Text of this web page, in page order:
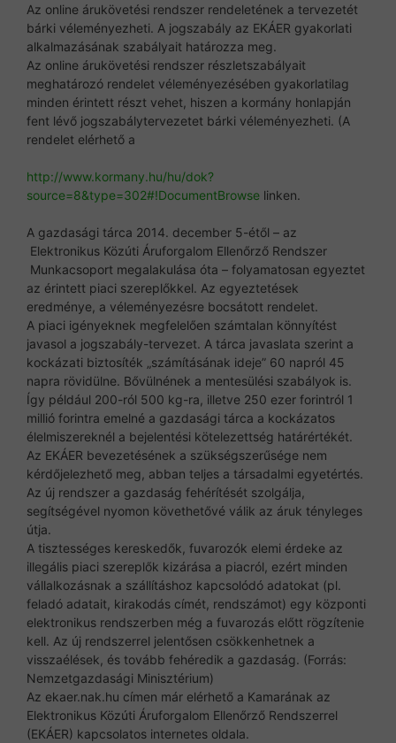
Az online árukövetési rendszer rendeletének a tervezetét
bárki véleményezheti. A jogszabály az EKÁER gyakorlati
alkalmazásának szabályait határozza meg.
Az online árukövetési rendszer részletszabályait
meghatározó rendelet véleményezésében gyakorlatilag
minden érintett részt vehet, hiszen a kormány honlapján
fent lévő jogszabálytervezetet bárki véleményezheti. (A
rendelet elérhető a
http://www.kormany.hu/hu/dok?
source=8&type=302#!DocumentBrowse linken.
A gazdasági tárca 2014. december 5-étől – az
Elektronikus Közúti Áruforgalom Ellenőrző Rendszer
Munkacsoport megalakulása óta – folyamatosan egyeztet
az érintett piaci szereplőkkel. Az egyeztetések
eredménye, a véleményezésre bocsátott rendelet.
A piaci igényeknek megfelelően számtalan könnyítést
javasol a jogszabály-tervezet. A tárca javaslata szerint a
kockázati biztosíték „számításának ideje” 60 napról 45
napra rövidülne. Bővülnének a mentesülési szabályok is.
Így például 200-ról 500 kg-ra, illetve 250 ezer forintról 1
millió forintra emelné a gazdasági tárca a kockázatos
élelmiszereknél a bejelentési kötelezettség határértékét.
Az EKÁER bevezetésének a szükségszerűsége nem
kérdőjelezhető meg, abban teljes a társadalmi egyetértés.
Az új rendszer a gazdaság fehérítését szolgálja,
segítségével nyomon követhetővé válik az áruk tényleges
útja.
A tisztességes kereskedők, fuvarozók elemi érdeke az
illegális piaci szereplők kizárása a piacról, ezért minden
vállalkozásnak a szállításhoz kapcsolódó adatokat (pl.
feladó adatait, kirakodás címét, rendszámot) egy központi
elektronikus rendszerben még a fuvarozás előtt rögzítenie
kell. Az új rendszerrel jelentősen csökkenhetnek a
visszaélések, és tovább fehéredik a gazdaság. (Forrás:
Nemzetgazdasági Minisztérium)
Az ekaer.nak.hu címen már elérhető a Kamarának az
Elektronikus Közúti Áruforgalom Ellenőrző Rendszerrel
(EKÁER) kapcsolatos internetes oldala.